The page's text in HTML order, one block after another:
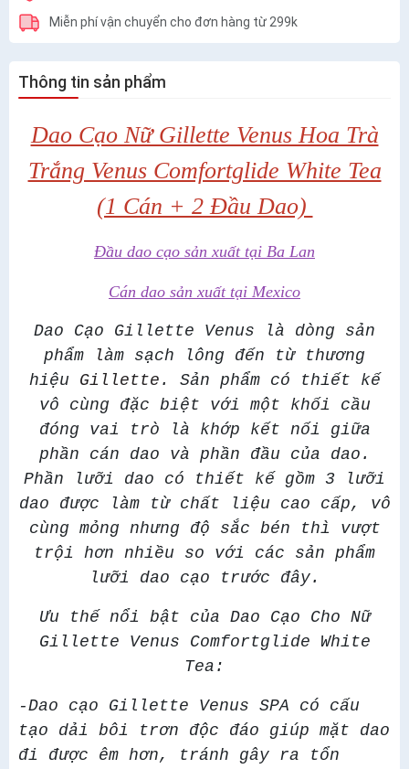
Miễn phí vận chuyển cho đơn hàng từ 299k
Thông tin sản phẩm
Dao Cạo Nữ Gillette Venus Hoa Trà
Trắng Venus Comfortglide White Tea
(1 Cán + 2 Đầu Dao)
Đầu dao cạo sản xuất tại Ba Lan
Cán dao sản xuất tại Mexico
Dao Cạo Gillette Venus là dòng sản
phẩm
làm sạch lông đến từ thương
hiệu Gillette . Sản phẩm có thiết kế
vô cùng đặc biệt với một khối cầu
đóng vai trò là khớp kết nối giữa
phần cán dao và phần đầu của dao.
Phần lưỡi dao có thiết kế gồm 3 lưỡi
dao được làm từ chất liệu cao cấp, vô
cùng mỏng nhưng độ sắc bén thì vượt
trội hơn nhiều so với các sản phẩm
lưỡi dao cạo trước đây.
Ưu thế nổi bật của Dao Cạo Cho Nữ
Gillette Venus Comfortglide White
Tea:
-Dao cạo Gillette Venus SPA có cấu
tạo dải bôi trơn độc đáo giúp mặt dao
đi được êm hơn, tránh gây ra tổn